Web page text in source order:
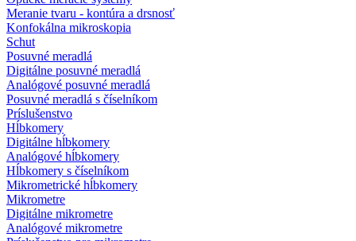
Meranie tvaru - kontúra a drsnosť
Konfokálna mikroskopia
Schut
Posuvné meradlá
Digitálne posuvné meradlá
Analógové posuvné meradlá
Posuvné meradlá s číselníkom
Príslušenstvo
Hĺbkomery
Digitálne hĺbkomery
Analógové hĺbkomery
Hĺbkomery s číselníkom
Mikrometrické hĺbkomery
Mikrometre
Digitálne mikrometre
Analógové mikrometre